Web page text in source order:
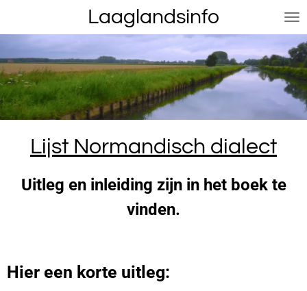
naar
de
hoofdinhoud
Laaglandsinfo
Lijst Normandisch dialect
Uitleg en inleiding zijn in het boek te
vinden.
Hier een korte uitleg: